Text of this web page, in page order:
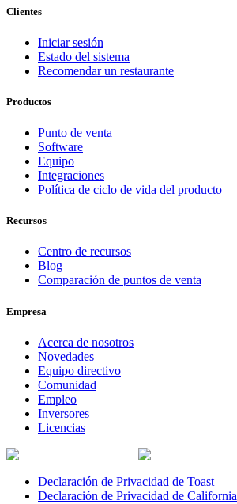
Clientes
Iniciar sesión
Estado del sistema
Recomendar un restaurante
Productos
Punto de venta
Software
Equipo
Integraciones
Política de ciclo de vida del producto
Recursos
Centro de recursos
Blog
Comparación de puntos de venta
Empresa
Acerca de nosotros
Novedades
Equipo directivo
Comunidad
Empleo
Inversores
Licencias
Declaración de Privacidad de Toast
Declaración de Privacidad de California